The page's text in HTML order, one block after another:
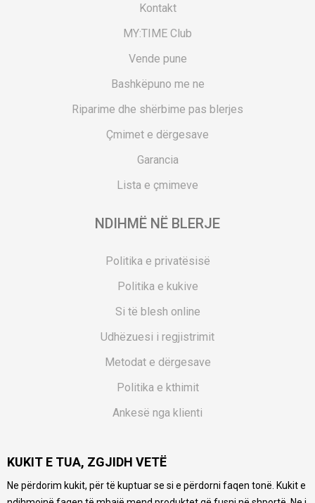
Kontakt
MY:TIME Club
Vende pune
Bashkëpuno me ne
Riparime dhe shërbime pas blerjes
Çmimet e dërgesave
Garancia
Lista e çmimeve
NDIHMË NË BLERJE
Politika e privatësisë
Politika e kukive
Si të blesh online
Udhëzuesi i regjistrimit
Metodat e dërgesave
Politika e kthimit
Ankesë nga klienti
Pyetjet më të shpeshta
Ne bëjmë çmos që të ofrojmë një përshkrim sa më të saktë
KUKIT E TUA, ZGJIDH VETË
Ne përdorim kukit, për të kuptuar se si e përdorni faqen tonë. Kukit e